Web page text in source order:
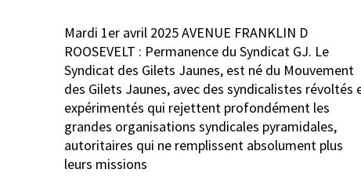
Navigation
de
l’article
Mardi 1er avril 2025 AVENUE FRANKLIN D
ROOSEVELT : Permanence du Syndicat GJ. Le
Syndicat des Gilets Jaunes, est né du Mouvement
des Gilets Jaunes, avec des syndicalistes révoltés
expérimentés qui rejettent profondément les
grandes organisations syndicales pyramidales,
autoritaires qui ne remplissent absolument plus
leurs missions